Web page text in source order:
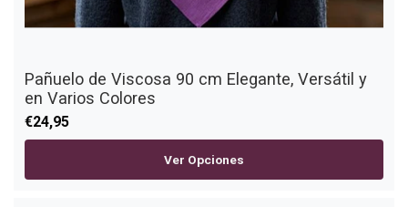
Pañuelo de Viscosa 90 cm Elegante, Versátil y
en Varios Colores
€24,95
Ver Opciones